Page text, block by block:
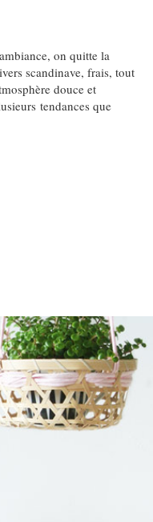
on quitte la
scandinave, frais, tout
douce et
tendances que